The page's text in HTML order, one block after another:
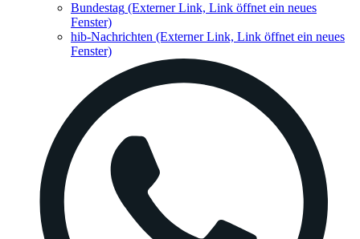
Bundestag (Externer Link, Link öffnet ein neues
Fenster)
hib-Nachrichten (Externer Link, Link öffnet ein neues
Fenster)